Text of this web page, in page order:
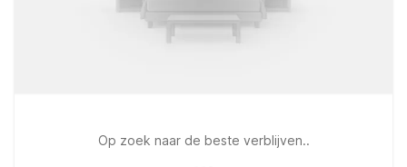
Op zoek naar de beste verblijven..